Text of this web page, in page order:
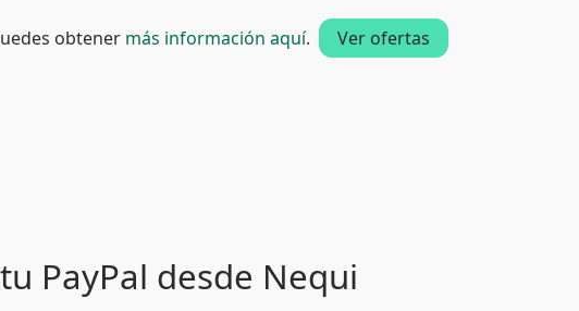
obtener más información aquí. Ver ofertas
PayPal desde Nequi